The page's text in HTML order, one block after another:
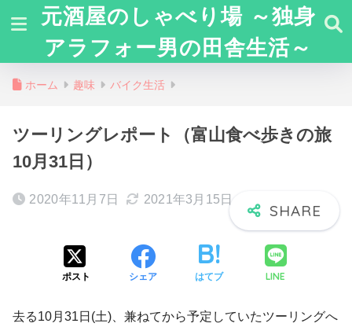
元酒屋のしゃべり場 ～独身
アラフォー男の田舎生活～
ホーム 趣味 バイク生活
ツーリングレポート（富山食べ歩きの旅
10月31日）
2020年11月7日 2021年3月15日
ポスト シェア はてブ LINE
去る10月31日(土)、兼ねてから予定していたツーリングへ